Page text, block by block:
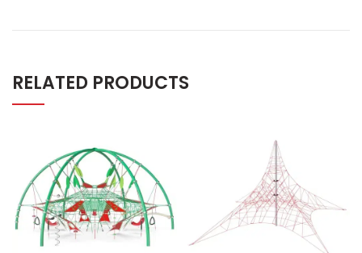
RELATED PRODUCTS